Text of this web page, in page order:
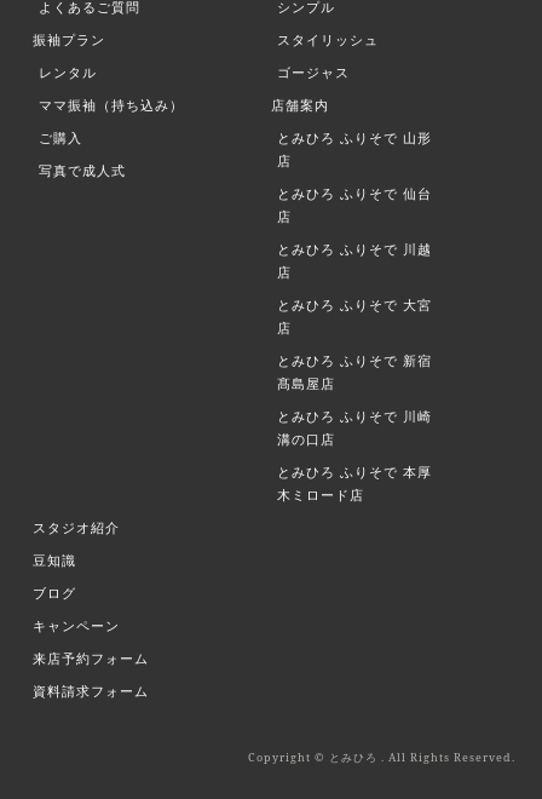
よくあるご質問
振袖プラン
レンタル
ママ振袖（持ち込み）
ご購入
写真で成人式
シンプル
スタイリッシュ
ゴージャス
店舗案内
とみひろ ふりそで 山形
店
とみひろ ふりそで 仙台
店
とみひろ ふりそで 川越
店
とみひろ ふりそで 大宮
店
とみひろ ふりそで 新宿
髙島屋店
とみひろ ふりそで 川崎
溝の口店
とみひろ ふりそで 本厚
木ミロード店
スタジオ紹介
豆知識
ブログ
キャンペーン
来店予約フォーム
資料請求フォーム
Copyright © とみひろ . All Rights Reserved.